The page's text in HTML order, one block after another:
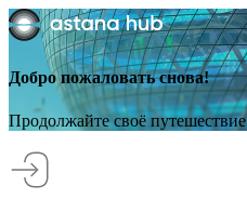
Добро пожаловать снова!
Продолжайте своё путешествие